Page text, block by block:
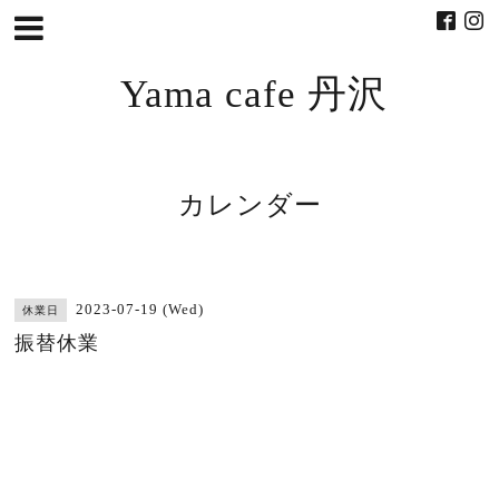
Yama cafe 丹沢
カレンダー
休業日 2023-07-19 (Wed)
振替休業